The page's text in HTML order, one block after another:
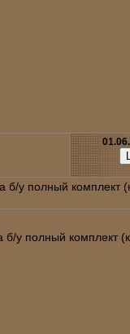
б/у полный комплект
б/у полный комплект